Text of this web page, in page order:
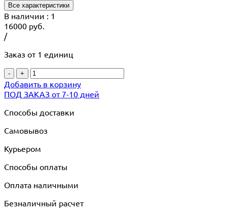
Все характеристики
В наличии : 1
16000 руб.
/
Заказ от 1 единиц
- +
Добавить в корзину
ПОД ЗАКАЗ от 7-10 дней
Способы доставки
Самовывоз
Курьером
Способы оплаты
Оплата наличными
Безналичный расчет